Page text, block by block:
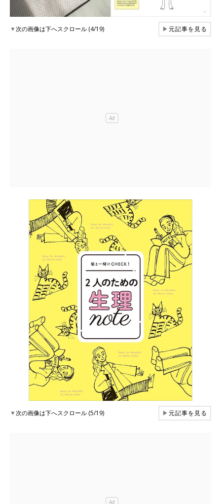
▼次の画像は下へスクロール (4/19) ▶元記事を見る
▼次の画像は下へスクロール (5/19) ▶元記事を見る